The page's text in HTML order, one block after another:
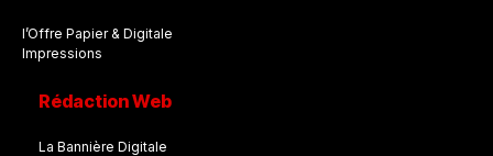
l’Offre Papier & Digitale
Impressions
Rédaction Web
La Bannière Digitale